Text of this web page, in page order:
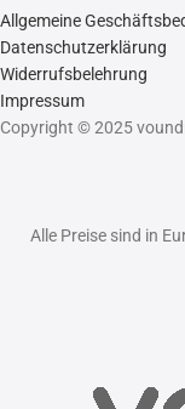
Allgemeine
Datenschutzerklärung
Widerrufsbelehrung
Impressum
Copyright © 2025
Alle Preise sind in